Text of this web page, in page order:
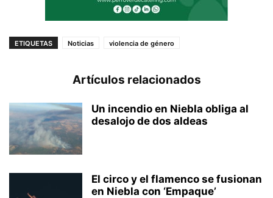
ETIQUETAS Noticias violencia de género
Artículos relacionados
Un incendio en Niebla obliga al
desalojo de dos aldeas
El circo y el flamenco se fusionan
en Niebla con ‘Empaque’